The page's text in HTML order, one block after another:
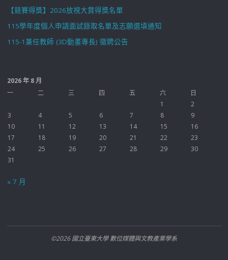
【競賽得獎】2026放視大賞得獎名單
115學年度個人申請面試錄取名單及志願選填通知
115-1兼任教師 (3D動畫專長) 徵聘公告
2026 年 8 月
一
二 三 四 五 六
日
1
2
3
4 5 6 7 8
9
10
11 12 13 14 15
16
17
18 19 20 21 22
23
24
25 26 27 28 29
30
31
« 7 月
©2026 國立臺東大學 數位媒體與文教產業學系